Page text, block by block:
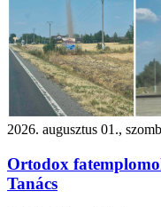
2026. augusztus 01.,
Ortodox
Tanács